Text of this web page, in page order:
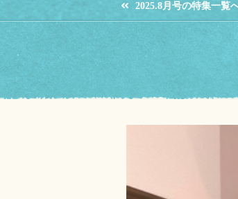
2025.8月号の特集一覧